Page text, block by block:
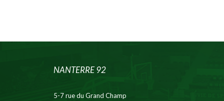
NANTERRE 92
5-7 rue du Grand Champ